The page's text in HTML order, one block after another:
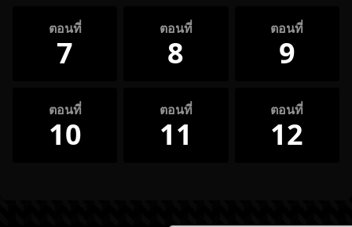
ตอนที่
7
ตอนที่
8
ตอนที่
9
ตอนที่
10
ตอนที่
11
ตอนที่
12